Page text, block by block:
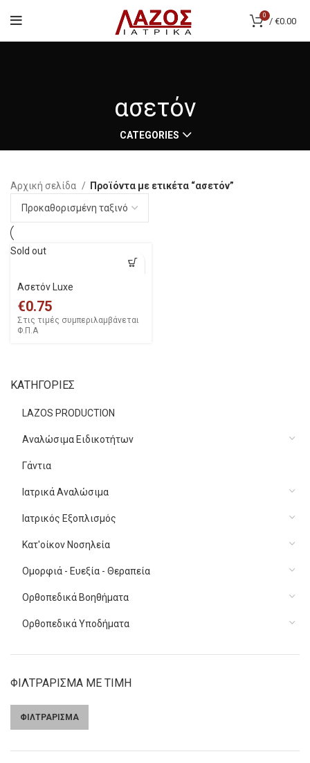
0
/ €0.00
ασετόν
CATEGORIES
ΚΑΤΗΓΟΡΙΕΣ
LAZOS PRODUCTION
Αναλώσιμα Ειδικοτήτων
Γάντια
Ιατρικά Αναλώσιμα
Ιατρικός Εξοπλισμός
Κατ'οίκον Νοσηλεία
Ομορφιά - Ευεξία - Θεραπεία
Ορθοπεδικά Βοηθήματα
Ορθοπεδικά Υποδήματα
ΦΙΛΤΡΑΡΙΣΜΑ ΜΕ ΤΙΜΗ
Ελάχιστη
Μέγιστη
ΦΙΛΤΡΑΡΙΣΜΑ
Αρχική σελίδα Προϊόντα με ετικέτα “ασετόν”
Sold out
Aσετόν Luxe
€0.75
Στις τιμές συμπεριλαμβάνεται
Φ.Π.Α